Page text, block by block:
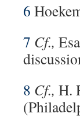
6
7 Cf.,
8 Cf., H.